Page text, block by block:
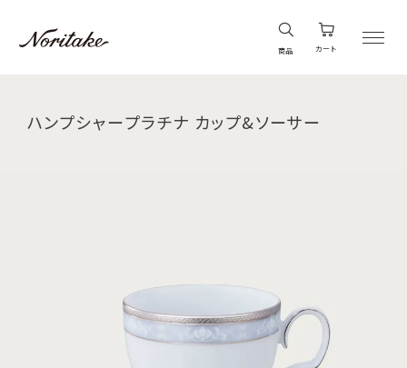
商品 カート
ハンプシャープラチナ カップ&ソーサー